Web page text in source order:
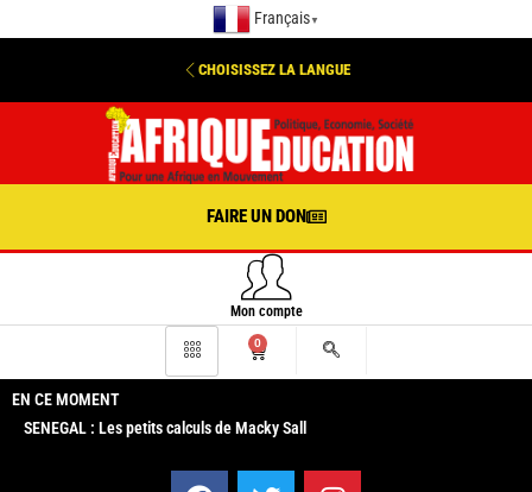
Français ▼
CHOISISSEZ LA LANGUE
FAIRE UN DON
Mon compte
0
EN CE MOMENT
SENEGAL : Les petits calculs de Macky Sall